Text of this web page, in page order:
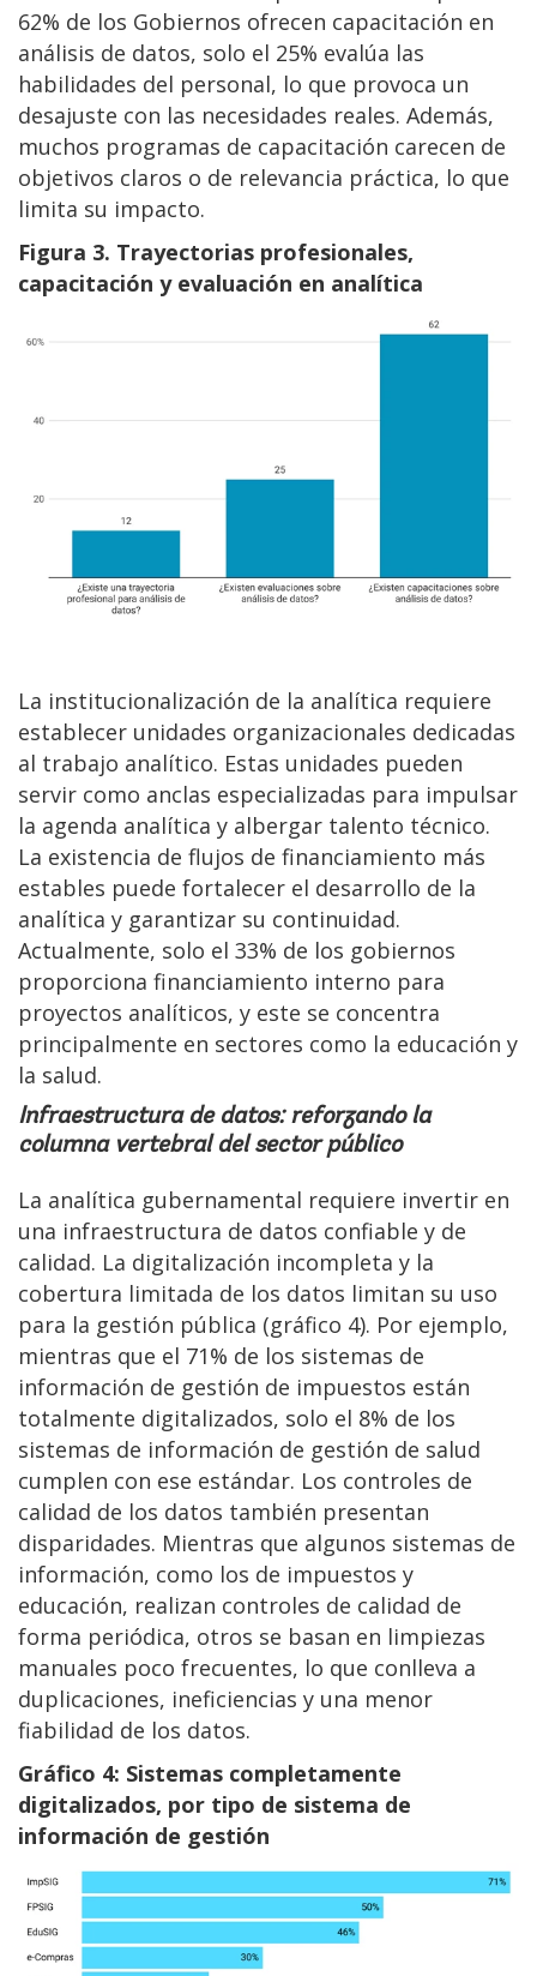
62% de los Gobiernos ofrecen capacitación en
análisis de datos, solo el 25% evalúa las
habilidades del personal, lo que provoca un
desajuste con las necesidades reales. Además,
muchos programas de capacitación carecen de
objetivos claros o de relevancia práctica, lo que
limita su impacto.
Figura 3. Trayectorias profesionales,
capacitación y evaluación en analítica
La institucionalización de la analítica requiere
establecer unidades organizacionales dedicadas
al trabajo analítico. Estas unidades pueden
servir como anclas especializadas para impulsar
la agenda analítica y albergar talento técnico.
La existencia de flujos de financiamiento más
estables puede fortalecer el desarrollo de la
analítica y garantizar su continuidad.
Actualmente, solo el 33% de los gobiernos
proporciona financiamiento interno para
proyectos analíticos, y este se concentra
principalmente en sectores como la educación y
la salud.
Infraestructura de datos: reforzando la
columna vertebral del sector público
La analítica gubernamental requiere invertir en
una infraestructura de datos confiable y de
calidad. La digitalización incompleta y la
cobertura limitada de los datos limitan su uso
para la gestión pública (gráfico 4). Por ejemplo,
mientras que el 71% de los sistemas de
información de gestión de impuestos están
totalmente digitalizados, solo el 8% de los
sistemas de información de gestión de salud
cumplen con ese estándar. Los controles de
calidad de los datos también presentan
disparidades. Mientras que algunos sistemas de
información, como los de impuestos y
educación, realizan controles de calidad de
forma periódica, otros se basan en limpiezas
manuales poco frecuentes, lo que conlleva a
duplicaciones, ineficiencias y una menor
fiabilidad de los datos.
Gráfico 4: Sistemas completamente
digitalizados, por tipo de sistema de
información de gestión